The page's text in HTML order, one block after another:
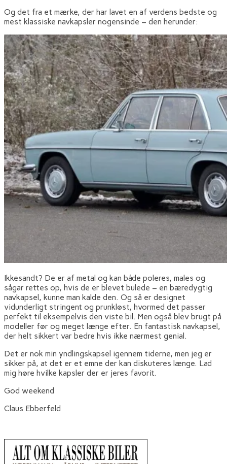
Og det fra et mærke, der har lavet en af verdens bedste og
mest klassiske navkapsler nogensinde – den herunder:
Ikkesandt? De er af metal og kan både poleres, males og
sågar rettes op, hvis de er blevet bulede – en bæredygtig
navkapsel, kunne man kalde den. Og så er designet
vidunderligt stringent og prunkløst, hvormed det passer
perfekt til eksempelvis den viste bil. Men også blev brugt på
modeller før og meget længe efter. En fantastisk navkapsel,
der helt sikkert var bedre hvis ikke nærmest genial.
Det er nok min yndlingskapsel igennem tiderne, men jeg er
sikker på, at det er et emne der kan diskuteres længe. Lad
mig høre hvilke kapsler der er jeres favorit.
God weekend
Claus Ebberfeld